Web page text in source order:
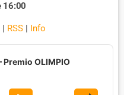
16:00
| RSS | Info
Premio OLIMPIO